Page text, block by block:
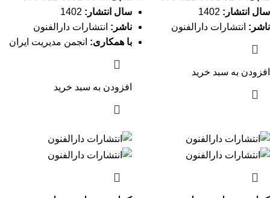
سال انتشار:
ناشر: انتشارات دارالفنون
افزودن به سبد خرید
سال انتشار:
ناشر: انتشارات دارالفنون
با همکاری: انجمن مدیریت ایران
افزودن به سبد خرید